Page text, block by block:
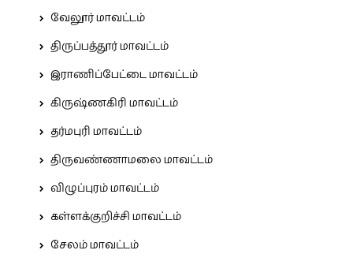
வேலூர் மாவட்டம்
திருப்பத்தூர் மாவட்டம்
இராணிப்பேட்டை மாவட்டம்
கிருஷ்ணகிரி மாவட்டம்
தர்மபுரி மாவட்டம்
திருவண்ணாமலை மாவட்டம்
விழுப்புரம் மாவட்டம்
கள்ளக்குறிச்சி மாவட்டம்
சேலம் மாவட்டம்